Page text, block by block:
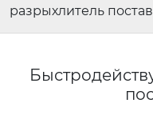
разрыхлитель